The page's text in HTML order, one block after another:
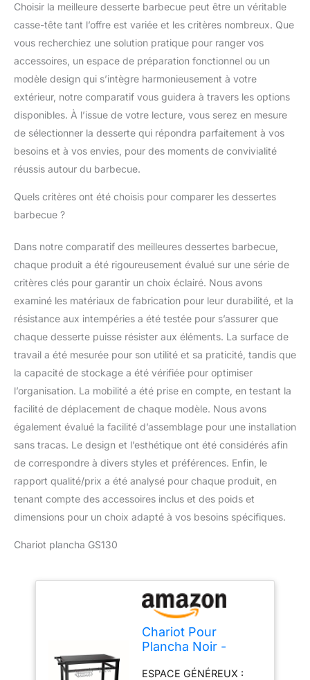
Choisir la meilleure desserte barbecue peut être un véritable
casse-tête tant l’offre est variée et les critères nombreux. Que
vous recherchiez une solution pratique pour ranger vos
accessoires, un espace de préparation fonctionnel ou un
modèle design qui s’intègre harmonieusement à votre
extérieur, notre comparatif vous guidera à travers les options
disponibles. À l’issue de votre lecture, vous serez en mesure
de sélectionner la desserte qui répondra parfaitement à vos
besoins et à vos envies, pour des moments de convivialité
réussis autour du barbecue.
Quels critères ont été choisis pour comparer les dessertes
barbecue ?
Dans notre comparatif des meilleures dessertes barbecue,
chaque produit a été rigoureusement évalué sur une série de
critères clés pour garantir un choix éclairé. Nous avons
examiné les matériaux de fabrication pour leur durabilité, et la
résistance aux intempéries a été testée pour s’assurer que
chaque desserte puisse résister aux éléments. La surface de
travail a été mesurée pour son utilité et sa praticité, tandis que
la capacité de stockage a été vérifiée pour optimiser
l’organisation. La mobilité a été prise en compte, en testant la
facilité de déplacement de chaque modèle. Nous avons
également évalué la facilité d’assemblage pour une installation
sans tracas. Le design et l’esthétique ont été considérés afin
de correspondre à divers styles et préférences. Enfin, le
rapport qualité/prix a été analysé pour chaque produit, en
tenant compte des accessoires inclus et des poids et
dimensions pour un choix adapté à vos besoins spécifiques.
Chariot plancha GS130
Chariot Pour
Plancha Noir -
ESPACE GÉNÉREUX :